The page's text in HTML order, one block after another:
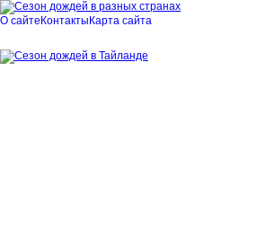
О сайте Контакты Карта сайта
в
Тайланде